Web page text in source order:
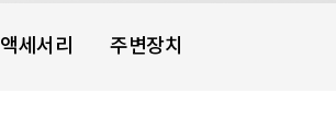
액세서리 주변장치